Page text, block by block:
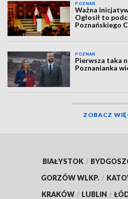
POZNAŃ
Ważna
Ogłosił to
Poznańskiego
POZNAŃ
Pierwsza taka
Poznanianka
ZOBACZ
BIAŁYSTOK /
GORZÓW WLKP. /
KRAKÓW / LUBLIN /